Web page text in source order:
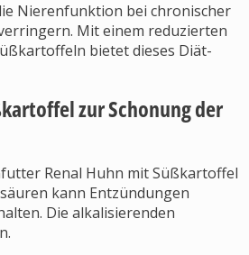
Nierenfunktion bei chronischer
Mit einem reduzierten
bietet dieses Diät-
zur Schonung der
Renal Huhn mit Süßkartoffel
kann Entzündungen
Die alkalisierenden